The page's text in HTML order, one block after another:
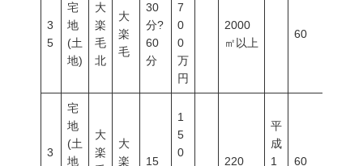
3
5
宅
地
(土
地)
大
楽
毛
北
大
楽
毛
30
分?
60
分
7
0
0
万
円
2000
㎡以上
60
3
宅
地
(土
地
大
楽
大
楽
15
1
5
0
220
平
成
1
60